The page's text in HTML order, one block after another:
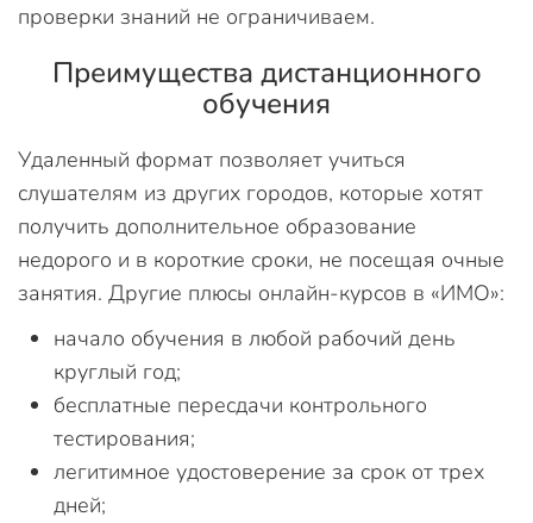
проверки знаний не ограничиваем.
Преимущества дистанционного
обучения
Удаленный формат позволяет учиться
слушателям из других городов, которые хотят
получить дополнительное образование
недорого и в короткие сроки, не посещая очные
занятия. Другие плюсы онлайн-курсов в «ИМО»:
начало обучения в любой рабочий день
круглый год;
бесплатные пересдачи контрольного
тестирования;
легитимное удостоверение за срок от трех
дней;